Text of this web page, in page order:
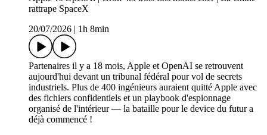
rattrape SpaceX
20/07/2026
1h 8min
Partenaires il y a 18 mois, Apple et OpenAI se retrouvent
aujourd'hui devant un tribunal fédéral pour vol de secrets
industriels. Plus de 400 ingénieurs auraient quitté Apple avec
des fichiers confidentiels et un playbook d'espionnage
organisé de l'intérieur — la bataille pour le device du futur a
déjà commencé !